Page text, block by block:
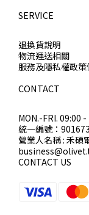
SERVICE
退換貨說明
物流運送相關
服務及隱私權政策
CONTACT
MON.-FRI. 09:00 -
統一編號：
營業人名稱 : 禾碩
CONTACT US